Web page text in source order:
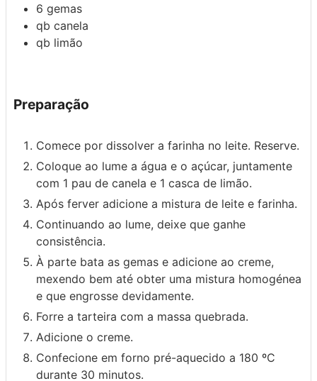
6 gemas
qb canela
qb limão
Preparação
Comece por dissolver a farinha no leite. Reserve.
Coloque ao lume a água e o açúcar, juntamente
com 1 pau de canela e 1 casca de limão.
Após ferver adicione a mistura de leite e farinha.
Continuando ao lume, deixe que ganhe
consistência.
À parte bata as gemas e adicione ao creme,
mexendo bem até obter uma mistura homogénea
e que engrosse devidamente.
Forre a tarteira com a massa quebrada.
Adicione o creme.
Confecione em forno pré-aquecido a 180 ºC
durante 30 minutos.